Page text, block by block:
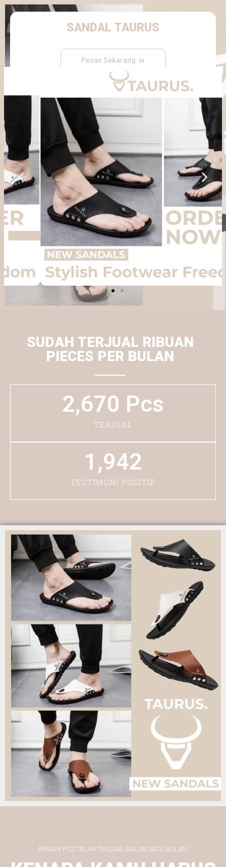
SANDAL TAURUS
Pesan Sekarang
SUDAH TERJUAL RIBUAN
PIECES PER BULAN
2,670 Pcs
TERJUAL
1,942
TESTIMONI POSITIF
RIBUAN PCS TELAH TERJUAL DALAM SATU BULAN!